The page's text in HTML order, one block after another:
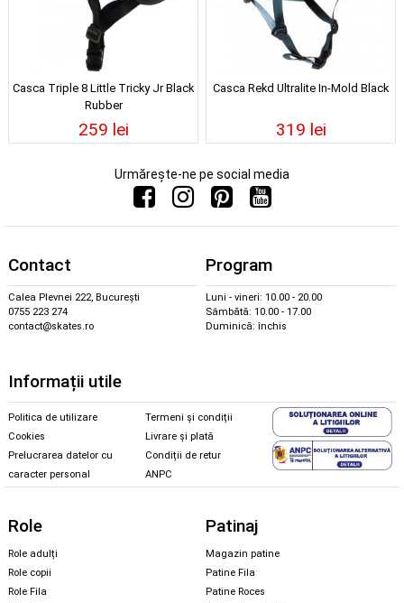
Casca Triple 8 Little Tricky Jr Black
Rubber
259 lei
Casca Rekd Ultralite In-Mold Black
319 lei
Urmărește-ne pe social media
Contact
Calea Plevnei 222, București
0755 223 274
contact@skates.ro
Program
Luni - vineri: 10.00 - 20.00
Sâmbătă: 10.00 - 17.00
Duminică: închis
Informații utile
Politica de utilizare
Cookies
Prelucrarea datelor cu
caracter personal
Termeni și condiții
Livrare și plată
Condiții de retur
ANPC
Role
Role adulți
Role copii
Role Fila
Patinaj
Magazin patine
Patine Fila
Patine Roces